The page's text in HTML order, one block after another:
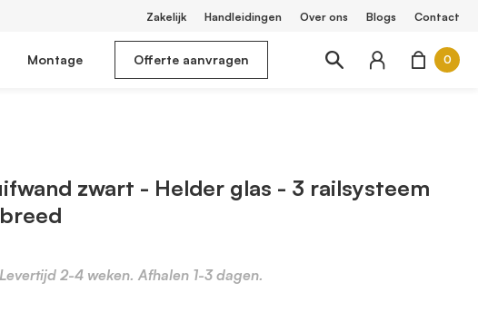
Zakelijk Handleidingen Over ons Blogs Contact
Montage Offerte aanvragen 0
zwart - Helder glas - 3 railsysteem
Levertijd 2-4 weken. Afhalen 1-3 dagen.